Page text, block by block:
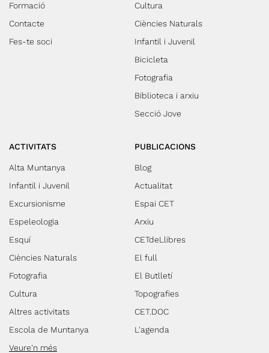
Formació
Contacte
Fes-te soci
Cultura
Ciències Naturals
Infantil i Juvenil
Bicicleta
Fotografia
Biblioteca i arxiu
Secció Jove
ACTIVITATS
Alta Muntanya
Infantil i Juvenil
Excursionisme
Espeleologia
Esquí
Ciències Naturals
Fotografia
Cultura
Altres activitats
Escola de Muntanya
Veure'n més
PUBLICACIONS
Blog
Actualitat
Espai CET
Arxiu
CETdeLlibres
El full
El Butlletí
Topografies
CET.DOC
L'agenda